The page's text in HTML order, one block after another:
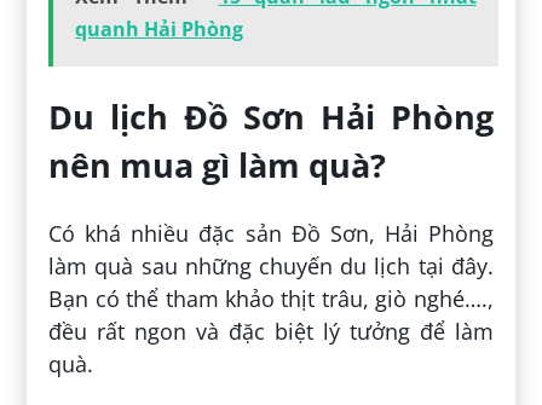
quanh Hải Phòng
Du lịch Đồ Sơn Hải Phòng
nên mua gì làm quà?
Có khá nhiều đặc sản Đồ Sơn, Hải Phòng
làm quà sau những chuyến du lịch tại đây.
Bạn có thể tham khảo thịt trâu, giò nghé….,
đều rất ngon và đặc biệt lý tưởng để làm
quà.